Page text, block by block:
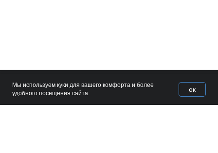
Home Catalog Cart
Мы используем куки для вашего комфорта и более
удобного посещения сайта
ок